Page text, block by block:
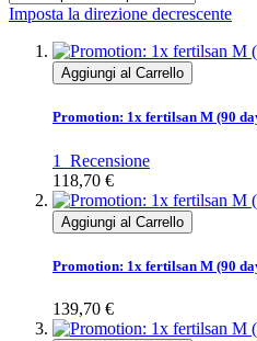
Imposta la direzione decrescente
Aggiungi al Carrello
Promotion: 1x fertilsan M (90
1 Recensione
118,70 €
Aggiungi al Carrello
Promotion: 1x fertilsan M (90
139,70 €